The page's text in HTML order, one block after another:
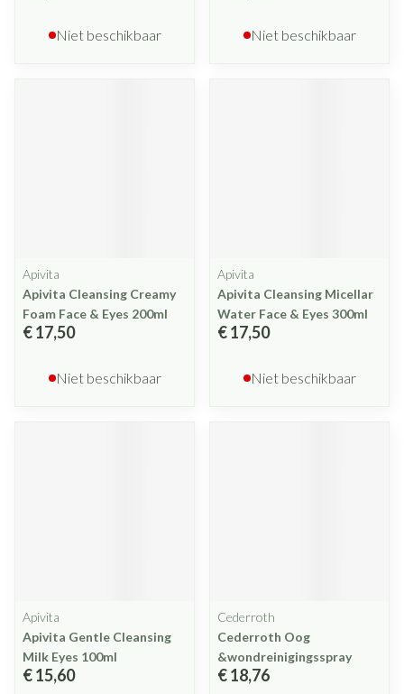
Niet beschikbaar Niet beschikbaar
Apivita
Apivita Cleansing Creamy
Foam Face & Eyes 200ml
€ 17,50
Niet beschikbaar
Apivita
Apivita Cleansing Micellar
Water Face & Eyes 300ml
€ 17,50
Niet beschikbaar
Apivita
Apivita Gentle Cleansing
Milk Eyes 100ml
€ 15,60
Cederroth
Cederroth Oog
&wondreinigingsspray
€ 18,76